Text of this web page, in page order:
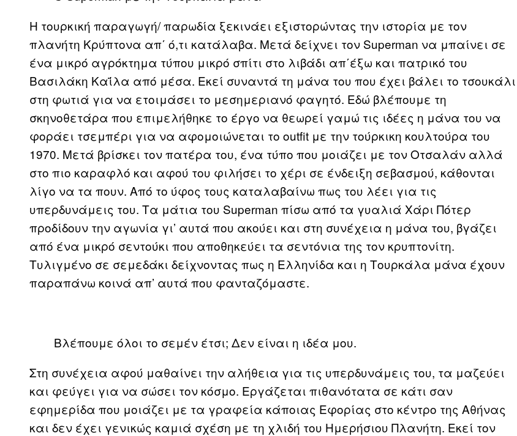
Η τουρκική παραγωγή/ παρωδία ξεκινάει εξιστορώντας την ιστορία με τον
πλανήτη Κρύπτονα απ΄ ό,τι κατάλαβα. Μετά δείχνει τον Superman να μπαίνει σε
ένα μικρό αγρόκτημα τύπου μικρό σπίτι στο λιβάδι απ΄έξω και πατρικό του
Βασιλάκη Καΐλα από μέσα. Εκεί συναντά τη μάνα του που έχει βάλει το τσουκάλι
στη φωτιά για να ετοιμάσει το μεσημεριανό φαγητό. Εδώ βλέπουμε τη
σκηνοθετάρα που επιμελήθηκε το έργο να θεωρεί γαμώ τις ιδέες η μάνα του να
φοράει τσεμπέρι για να αφομοιώνεται το outfit με την τούρκικη κουλτούρα του
1970. Μετά βρίσκει τον πατέρα του, ένα τύπο που μοιάζει με τον Οτσαλάν αλλά
στο πιο καραφλό και αφού του φιλήσει το χέρι σε ένδειξη σεβασμού, κάθονται
λίγο να τα πουν. Από το ύφος τους καταλαβαίνω πως του λέει για τις
υπερδυνάμεις του. Τα μάτια του Superman πίσω από τα γυαλιά Χάρι Πότερ
προδίδουν την αγωνία γι’ αυτά που ακούει και στη συνέχεια η μάνα του, βγάζει
από ένα μικρό σεντούκι που αποθηκεύει τα σεντόνια της τον κρυπτονίτη.
Τυλιγμένο σε σεμεδάκι δείχνοντας πως η Ελληνίδα και η Τουρκάλα μάνα έχουν
παραπάνω κοινά απ’ αυτά που φανταζόμαστε.
Βλέπουμε όλοι το σεμέν έτσι; Δεν είναι η ιδέα μου.
Στη συνέχεια αφού μαθαίνει την αλήθεια για τις υπερδυνάμεις του, τα μαζεύει
και φεύγει για να σώσει τον κόσμο. Εργάζεται πιθανότατα σε κάτι σαν
εφημερίδα που μοιάζει με τα γραφεία κάποιας Εφορίας στο κέντρο της Αθήνας
και δεν έχει γενικώς καμιά σχέση με τη χλιδή του Ημερήσιου Πλανήτη. Εκεί τον